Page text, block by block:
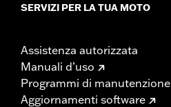
SERVIZI PER LA TUA MOTO
Assistenza autorizzata
Manuali d’uso
Programmi di manutenzione
Aggiornamenti software